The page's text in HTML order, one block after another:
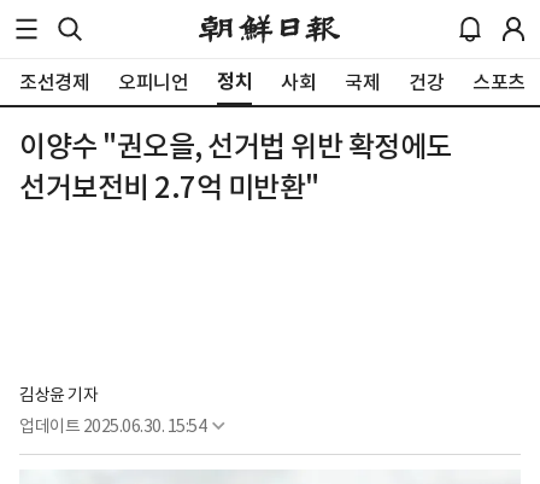
조선경제 오피니언 정치 사회 국제 건강 스포츠
이양수 "권오을, 선거법 위반 확정에도
선거보전비 2.7억 미반환"
김상윤 기자
업데이트 2025.06.30. 15:54